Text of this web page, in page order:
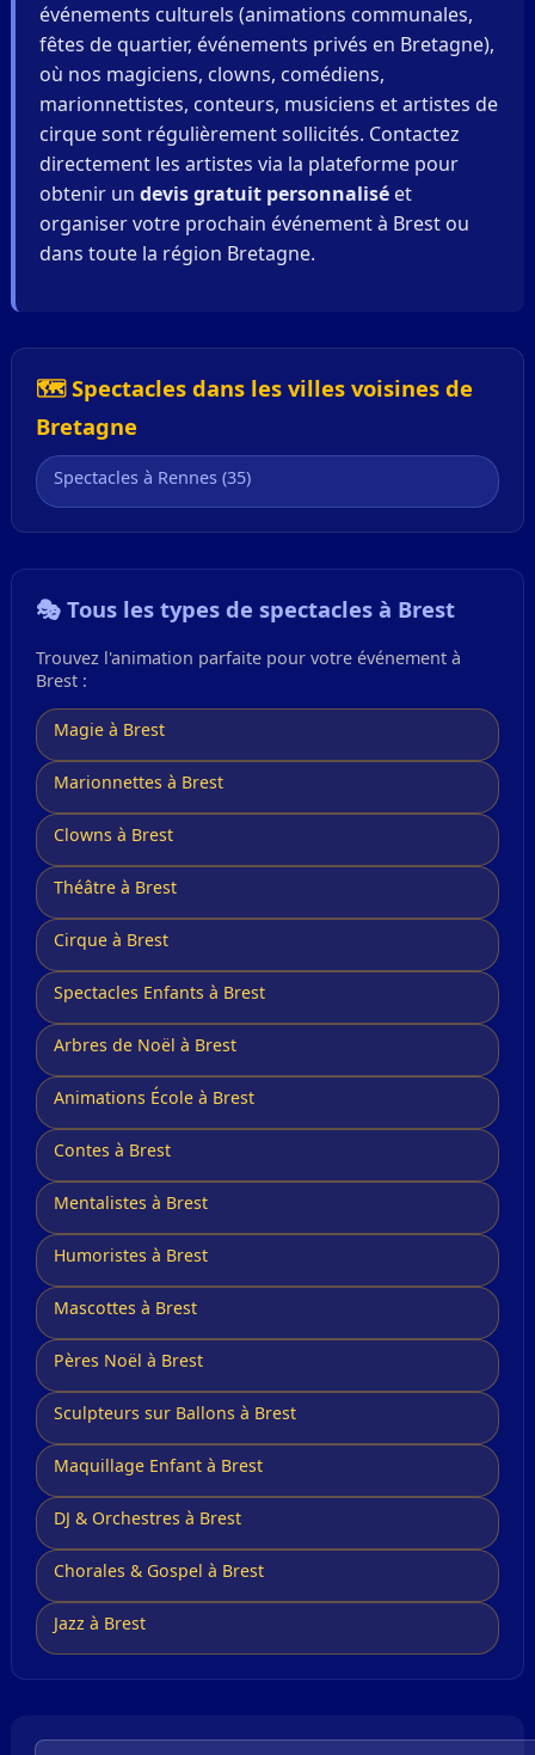
événements culturels (animations communales,
fêtes de quartier, événements privés en Bretagne),
où nos magiciens, clowns, comédiens,
marionnettistes, conteurs, musiciens et artistes de
cirque sont régulièrement sollicités. Contactez
directement les artistes via la plateforme pour
obtenir un devis gratuit personnaliséet
organiser votre prochain événement à Brest ou
dans toute la région Bretagne.
🗺️ Spectacles dans les villes voisines de
Bretagne
Spectacles à Rennes (35)
🎭 Tous les types de spectacles à Brest
Trouvez l'animation parfaite pour votre événement à
Brest :
Magie à Brest
Marionnettes à Brest
Clowns à Brest
Théâtre à Brest
Cirque à Brest
Spectacles Enfants à Brest
Arbres de Noël à Brest
Animations École à Brest
Contes à Brest
Mentalistes à Brest
Humoristes à Brest
Mascottes à Brest
Pères Noël à Brest
Sculpteurs sur Ballons à Brest
Maquillage Enfant à Brest
DJ & Orchestres à Brest
Chorales & Gospel à Brest
Jazz à Brest